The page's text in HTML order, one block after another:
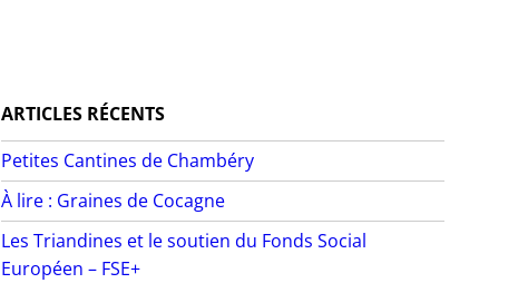
ARTICLES RÉCENTS
Petites Cantines de Chambéry
À lire : Graines de Cocagne
Les Triandines et le soutien du Fonds Social
Européen – FSE+